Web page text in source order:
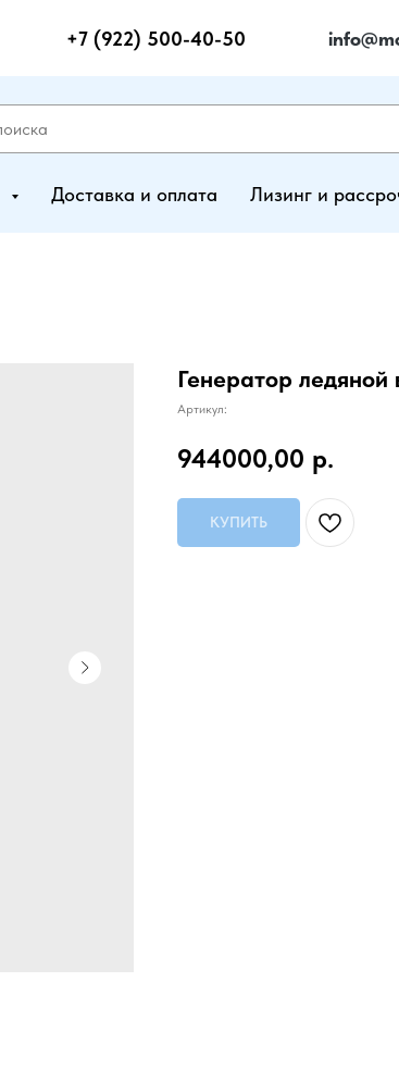
+7 (922) 500-40-50
Доставка и оплата Лизинг и
Генератор
Артикул:
944000,00 р.
КУПИТЬ